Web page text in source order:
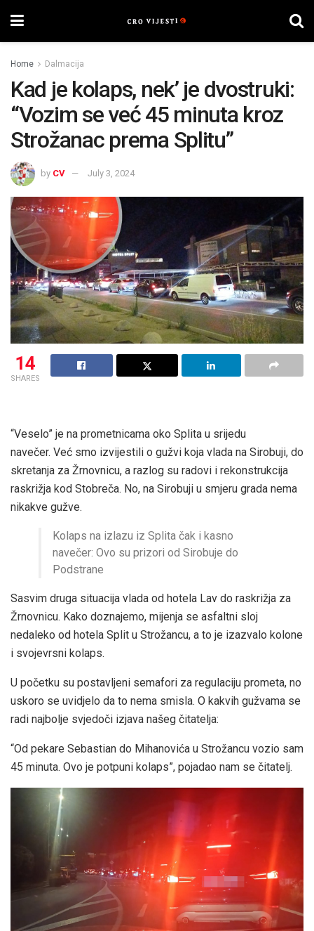
Home Dalmacija
Kad je kolaps, nek’ je dvostruki:
“Vozim se već 45 minuta kroz
Strožanac prema Splitu”
by CV July 3, 2024
14
SHARES
“Veselo” je na prometnicama oko Splita u srijedu
navečer. Već smo izvijestili o gužvi koja vlada na Sirobuji, do
skretanja za Žrnovnicu, a razlog su radovi i rekonstrukcija
raskrižja kod Stobreča. No, na Sirobuji u smjeru grada nema
nikakve gužve.
Kolaps na izlazu iz Splita čak i kasno
navečer: Ovo su prizori od Sirobuje do
Podstrane
Sasvim druga situacija vlada od hotela Lav do raskrižja za
Žrnovnicu. Kako doznajemo, mijenja se asfaltni sloj
nedaleko od hotela Split u Strožancu, a to je izazvalo kolone
i svojevrsni kolaps.
U početku su postavljeni semafori za regulaciju prometa, no
uskoro se uvidjelo da to nema smisla. O kakvih gužvama se
radi najbolje svjedoči izjava našeg čitatelja:
“Od pekare Sebastian do Mihanovića u Strožancu vozio sam
45 minuta. Ovo je potpuni kolaps”, pojadao nam se čitatelj.